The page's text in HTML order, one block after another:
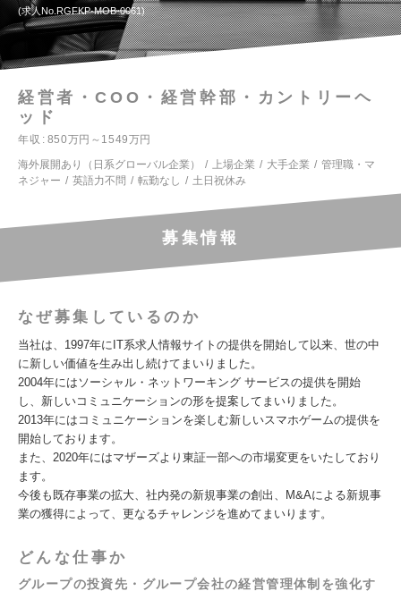
求人No.RGFKP-MOB-0061
経営者・COO・経営幹部・カントリーヘ
ッド
年収
850万円～1549万円
海外展開あり（日系グローバル企業）
上場企業 大手企業
管理職・マ
ネジャー
英語力不問 転勤なし 土日祝休み
募集情報
なぜ募集しているのか
当社は、1997年にIT系求人情報サイトの提供を開始して以来、世の中
に新しい価値を生み出し続けてまいりました。
2004年にはソーシャル・ネットワーキング サービスの提供を開始
し、新しいコミュニケーションの形を提案してまいりました。
2013年にはコミュニケーションを楽しむ新しいスマホゲームの提供を
開始しております。
また、2020年にはマザーズより東証一部への市場変更をいたしており
ます。
今後も既存事業の拡大、社内発の新規事業の創出、M&Aによる新規事
業の獲得によって、更なるチャレンジを進めてまいります。
どんな仕事か
グループの投資先・グループ会社の経営管理体制を強化す